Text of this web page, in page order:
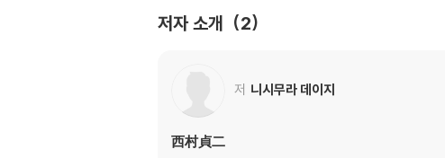
· 한눈에 보는 동아시아 세계
32. 마호메트와 코란 33. 이슬람 세계의 팽창 34. 수준
· 한눈에 보는 서남아시아 세계
저자 소개 2
저 니시무라 데이지
西村貞二